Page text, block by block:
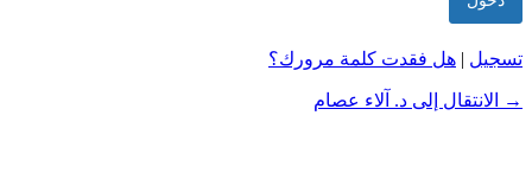
تسجيل | هل فقدت كلمة مرورك؟
→ الانتقال إلى د. آلاء عصام